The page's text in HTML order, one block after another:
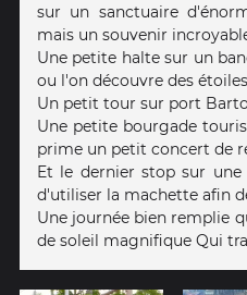
sur un sanctuaire
mais un souvenir
Une petite halte sur un
ou l'on découvre des
Un petit tour sur port
Une petite bourgade
prime un petit concert de
Et le dernier stop sur
d'utiliser la machette afin
Une journée bien remplie
de soleil magnifique Qui